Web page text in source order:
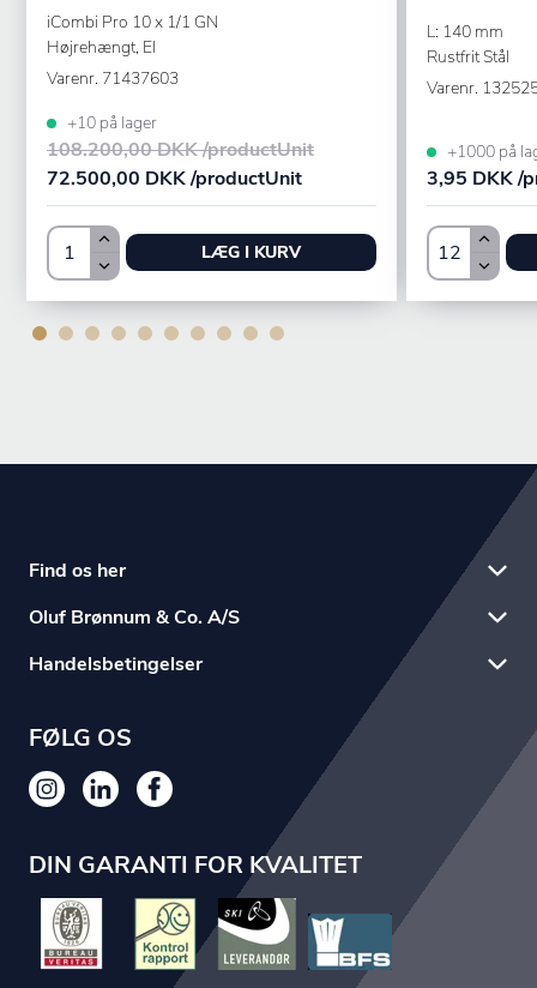
iCombi Pro 10 x 1/1 GN
Højrehængt, El
Varenr. 71437603
+10 på lager
108.200,00 DKK /productUnit
72.500,00 DKK /productUnit
LÆG I KURV
L: 140 mm
Rustfrit Stål
Varenr.
+1000 på
3,95 DKK /
Find os her
Oluf Brønnum & Co. A/S
Handelsbetingelser
FØLG OS
DIN GARANTI FOR KVALITET